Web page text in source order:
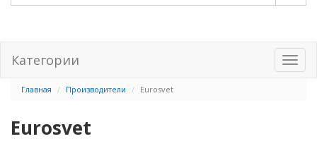
Категории
Главная Производители Eurosvet
Eurosvet